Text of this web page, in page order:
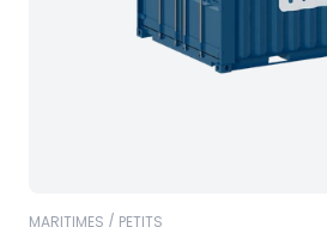
MARITIMES / PETITS